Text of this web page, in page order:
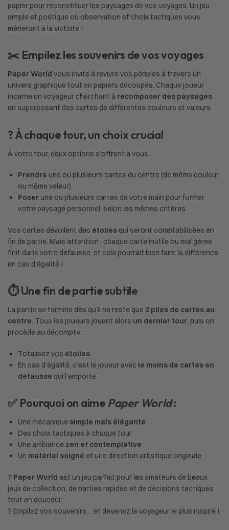
papier pour reconstituer les paysages de vos voyages. Un jeu
simple et poétique où observation et choix tactiques vous
mèneront à la victoire !
✂️ Empilez les souvenirs de vos voyages
Paper World vous invite à revivre vos périples à travers un
univers graphique tout en papiers découpés. Chaque joueur
incarne un voyageur cherchant à recomposer des paysages
en superposant des cartes de différentes couleurs et valeurs.
? À chaque tour, un choix crucial
À votre tour, deux options s’offrent à vous :
Prendre une ou plusieurs cartes du centre (de même couleur
ou même valeur)
Poser une ou plusieurs cartes de votre main pour former
votre paysage personnel, selon les mêmes critères
Vos cartes dévoilent des étoiles qui seront comptabilisées en
fin de partie. Mais attention : chaque carte inutile ou mal gérée
finit dans votre défausse, et cela pourrait bien faire la différence
en cas d’égalité !
⏱️ Une fin de partie subtile
La partie se termine dès qu’il ne reste que 2 piles de cartes au
centre. Tous les joueurs jouent alors un dernier tour, puis on
procède au décompte :
Totalisez vos étoiles
En cas d’égalité, c’est le joueur avec le moins de cartes en
défausse qui l’emporte
✅ Pourquoi on aime Paper World:
Une mécanique simple mais élégante
Des choix tactiques à chaque tour
Une ambiance zen et contemplative
Un matériel soigné et une direction artistique originale
? Paper World est un jeu parfait pour les amateurs de beaux
jeux de collection, de parties rapides et de décisions tactiques
tout en douceur.
? Empilez vos souvenirs… et devenez le voyageur le plus inspiré !